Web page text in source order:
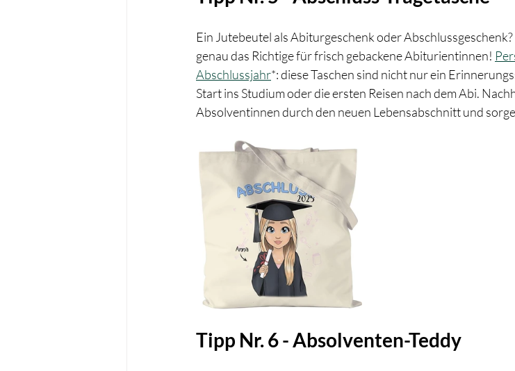
Ein Jutebeutel als Abiturgeschenk oder
genau das Richtige für frisch gebackene Abiturientinnen!
Abschlussjahr*: diese Taschen sind nicht nur ein
Start ins Studium oder die ersten Reisen nach dem Abi.
Absolventinnen durch den neuen Lebensabschnitt und
Tipp Nr. 6 - Absolventen-Teddy